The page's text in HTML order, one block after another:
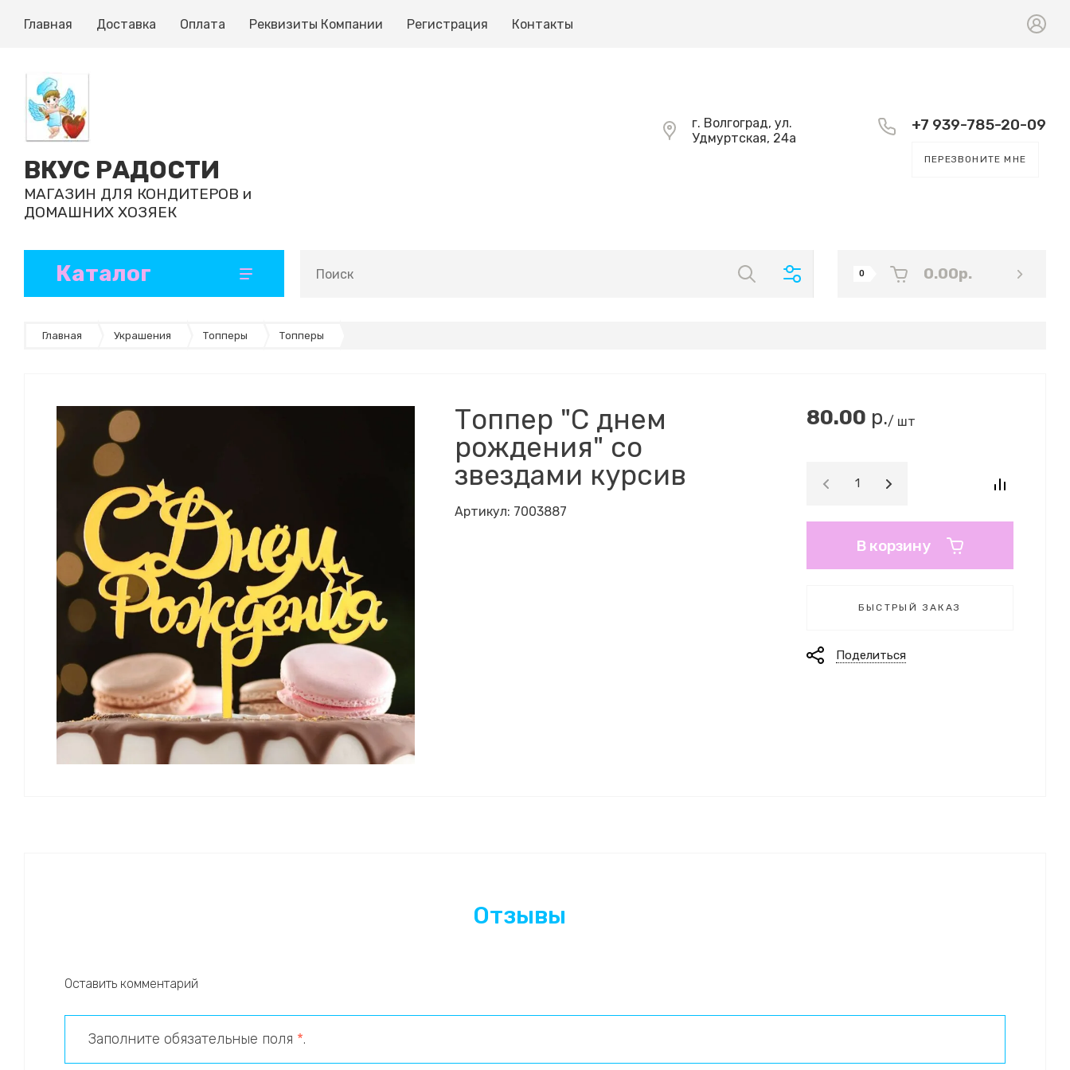
Главная Доставка Оплата Реквизиты Компании Регистрация Контакты
ВКУС РАДОСТИ
МАГАЗИН ДЛЯ КОНДИТЕРОВ и
ДОМАШНИХ ХОЗЯЕК
г. Волгоград, ул.
Удмуртская, 24а
+7 939-785-20-09
ПЕРЕЗВОНИТЕ МНЕ
Каталог 0 0.00р.
Главная Украшения Топперы Топперы
Топпер "С днем
рождения" со
звездами курсив
Артикул: 7003887
80.00 р./ шт
В корзину
БЫСТРЫЙ ЗАКАЗ
Поделиться
Отзывы
Оставить комментарий
Заполните обязательные поля *.